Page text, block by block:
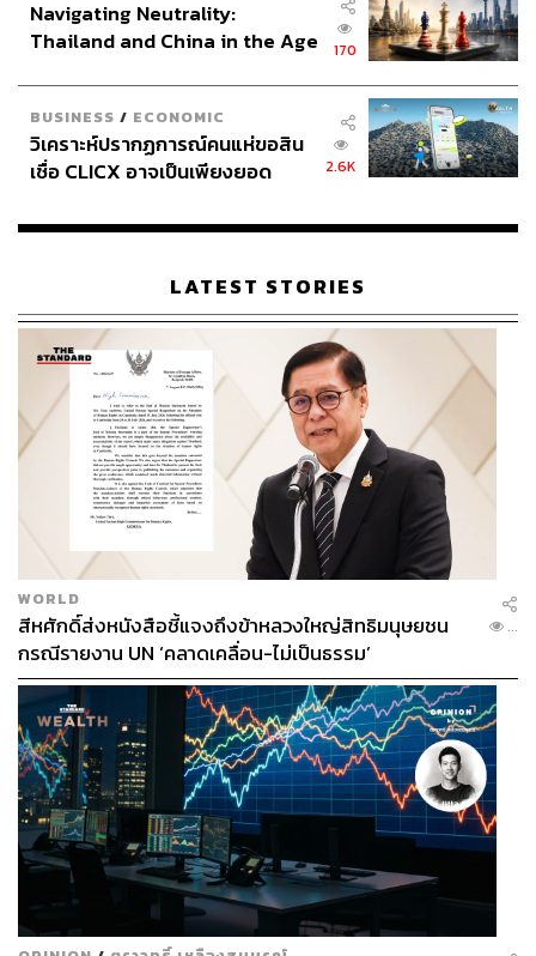
Navigating Neutrality:
Thailand and China in the Age
170
BUSINESS / ECONOMIC
วิเคราะห์ปรากฏการณ์คนแห่ขอสิน
เชื่อ CLICX อาจเป็นเพียงยอด
เรือนไทยที่ถูกซุกไว้
2.6K
LATEST STORIES
WORLD
สีหศักดิ์ส่งหนังสือชี้แจงถึงข้าหลวงใหญ่สิทธิมนุษยชน
กรณีรายงาน UN ‘คลาดเคลื่อน-ไม่เป็นธรรม’
...